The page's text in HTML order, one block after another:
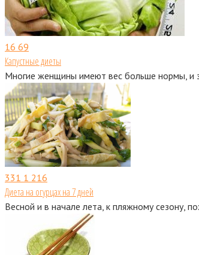
16 69
Капустные диеты
Многие женщины имеют вес больше нормы, и
331 1 216
Диета на огурцах на 7 дней
Весной и в начале лета, к пляжному сезону,